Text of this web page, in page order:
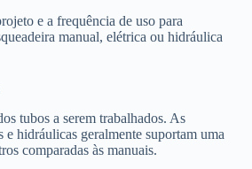
e a frequência de uso para
manual, elétrica ou hidráulica
tubos a serem trabalhados. As
e hidráulicas geralmente suportam uma
comparadas às manuais.